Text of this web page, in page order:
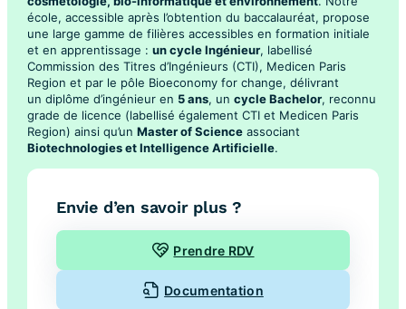
école, accessible après l’obtention du baccalauréat, propose
une large gamme de filières accessibles en formation initiale
et en apprentissage : un cycle Ingénieur, labellisé
Commission des Titres d’Ingénieurs (CTI), Medicen Paris
Region et par le pôle Bioeconomy for change, délivrant
un diplôme d’ingénieur en 5 ans, un cycle Bachelor, reconnu
grade de licence (labellisé également CTI et Medicen Paris
Region) ainsi qu’un Master of Science associant
Biotechnologies et Intelligence Artificielle.
Envie d’en savoir plus ?
Prendre RDV
Documentation